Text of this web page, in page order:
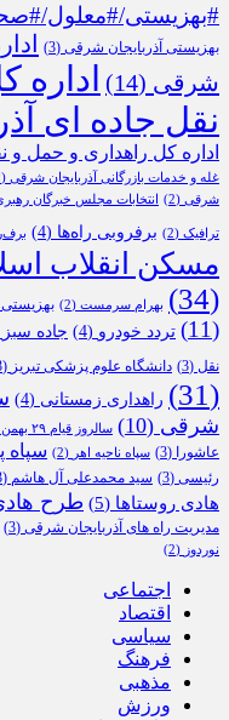
#بهزیستی/#معلول/
بهزیستی آذربایجان شرقی (3)
شرقی (14)
نقل جاده ای
اداره کل راهداری و حمل و
غله و خدمات بازرگانی آذربایجان شرقی (2)
شرقی (2) انتخابات مجلس خبرگان
ترافیک (2) برفروبی راه‌ها (4)
مسکن انقلاب
(34)
بهرام سرمست (2) بهزیستی
(11)
تردد خودرو (4) جاده سبز
نقل (3) دانشگاه علوم پزشکی تبریز (3)
(31)
راهداری زمستانی (4)
شرقی (10) سالروز قیام ۲۹ بهمن مردم تبریز
عاشورا (3) سپاه ناحیه اهر (2) سپاه
رئیسی (3) سید محمدعلی آل هاشم (3)
هادی روستاها (5) طرح
مدیریت راه های آذربایجان شرقی (3)
نوردوز (2)
اجتماعی
اقتصاد
سیاسی
فرهنگ
مذهبی
ورزش